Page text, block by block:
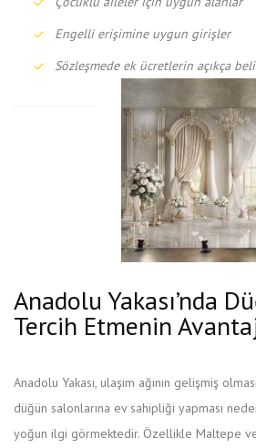
Engelli erişimine uygun girişler
Sözleşmede ek ücretlerin açıkça
Anadolu Yakası’nda
Tercih Etmenin
Anadolu Yakası, ulaşım ağının gelişmiş
düğün salonlarına ev sahipliği yapması
yoğun ilgi görmektedir. Özellikle Maltepe